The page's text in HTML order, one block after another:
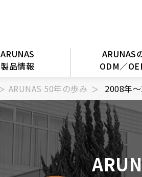
ARUNAS
製品情報
ARUNAS
ODM／
ARUNAS 50年の歩み 2008年